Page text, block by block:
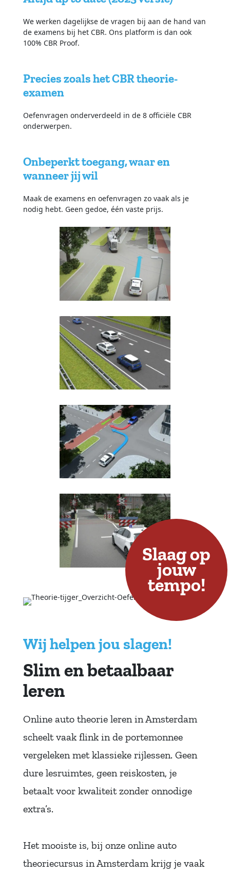
We werken dagelijkse de vragen bij aan de hand van
de examens bij het CBR. Ons platform is dan ook
100% CBR Proof.
Precies zoals het CBR theorie-
examen
Oefenvragen onderverdeeld in de 8 officiële CBR
onderwerpen.
Onbeperkt toegang, waar en
wanneer jij wil
Maak de examens en oefenvragen zo vaak als je
nodig hebt. Geen gedoe, één vaste prijs.
Slaag op
jouw
tempo!
Wij helpen jou slagen!
Slim en betaalbaar
leren
Online auto theorie leren in Amsterdam
scheelt vaak flink in de portemonnee
vergeleken met klassieke rijlessen. Geen
dure lesruimtes, geen reiskosten, je
betaalt voor kwaliteit zonder onnodige
extra’s.
Het mooiste is, bij onze online auto
theoriecursus in Amsterdam krijg je vaak